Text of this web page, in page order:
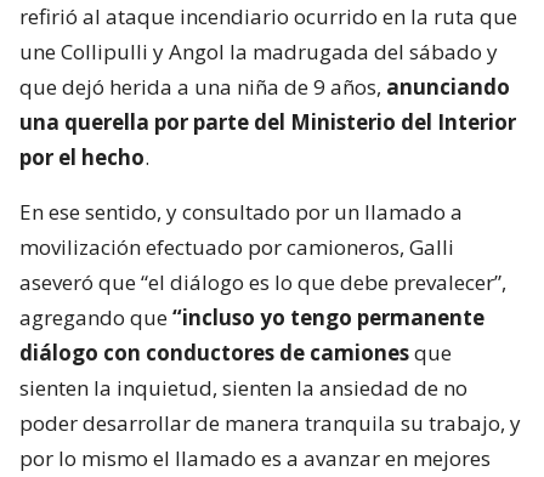
refirió al ataque incendiario ocurrido en la ruta que
une Collipulli y Angol la madrugada del sábado y
que dejó herida a una niña de 9 años, anunciando
una querella por parte del Ministerio del Interior
por el hecho.
En ese sentido, y consultado por un llamado a
movilización efectuado por camioneros, Galli
aseveró que “el diálogo es lo que debe prevalecer”,
agregando que“incluso yo tengo permanente
diálogo con conductores de camionesque
sienten la inquietud, sienten la ansiedad de no
poder desarrollar de manera tranquila su trabajo, y
por lo mismo el llamado es a avanzar en mejores